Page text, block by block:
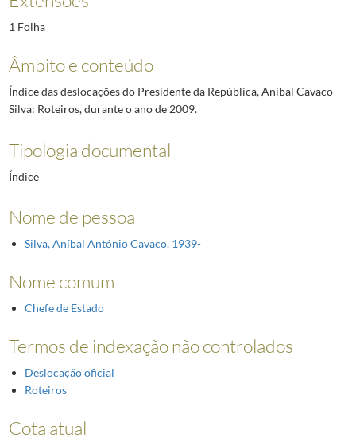
1 Folha
Âmbito e conteúdo
Índice das deslocações do Presidente da República, Aníbal Cavaco
Silva: Roteiros, durante o ano de 2009.
Tipologia documental
Índice
Nome de pessoa
Silva, Aníbal António Cavaco. 1939-
Nome comum
Chefe de Estado
Termos de indexação não controlados
Deslocação oficial
Roteiros
Cota atual